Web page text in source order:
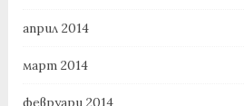
април 2014
март 2014
февруари 2014